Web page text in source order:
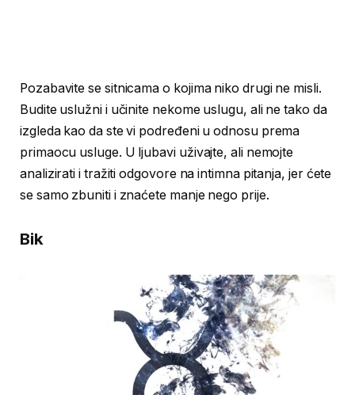
Pozabavite se sitnicama o kojima niko drugi ne misli.
Budite uslužni i učinite nekome uslugu, ali ne tako da
izgleda kao da ste vi podređeni u odnosu prema
primaocu usluge. U ljubavi uživajte, ali nemojte
analizirati i tražiti odgovore na intimna pitanja, jer ćete
se samo zbuniti i znaćete manje nego prije.
Bik